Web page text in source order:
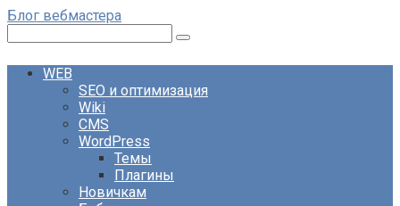
Перейти
контенту
Блог вебмастера
WEB
SEO и оптимизация
Wiki
CMS
WordPress
Темы
Плагины
Новичкам